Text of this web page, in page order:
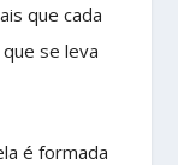
que cada
se leva
é formada